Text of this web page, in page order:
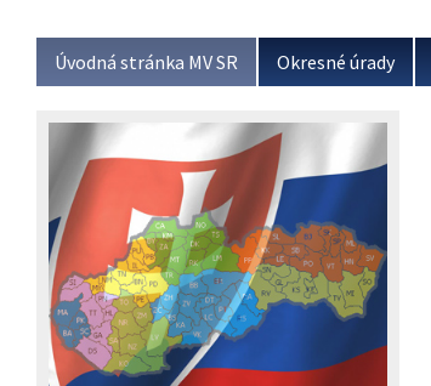
Úvodná stránka MV SR Okresné úrady